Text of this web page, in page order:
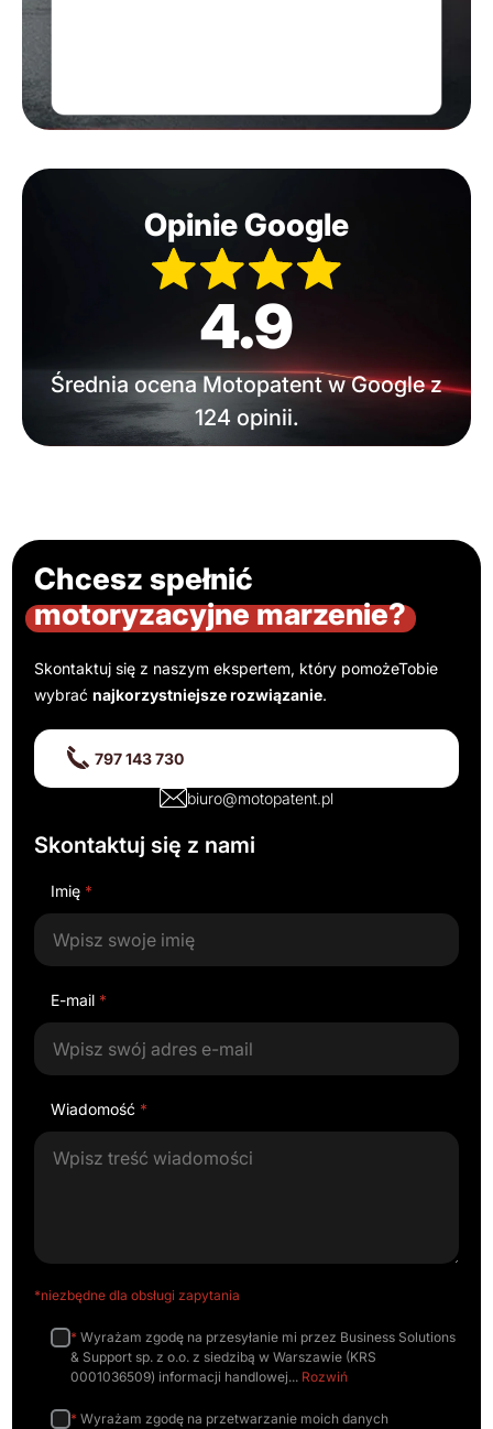
Opinie Google
4.9
Średnia ocena Motopatent w Google z
124 opinii.
Chcesz spełnić
motoryzacyjne marzenie?
Skontaktuj się z naszym ekspertem, który pomożeTobie
wybraćnajkorzystniejsze rozwiązanie.
797 143 730
biuro@motopatent.pl
Skontaktuj się z nami
Imię *
E-mail *
Wiadomość *
*niezbędne dla obsługi zapytania
* Wyrażam zgodę na przesyłanie mi przez Business Solutions
& Support sp. z o.o. z siedzibą w Warszawie (KRS
0001036509) informacji handlowej
Rozwiń
* Wyrażam zgodę na przetwarzanie moich danych